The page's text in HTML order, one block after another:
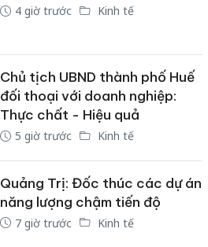
4 giờ trước Kinh tế
Chủ tịch UBND thành phố Huế
đối thoại với doanh nghiệp:
Thực chất - Hiệu quả
5 giờ trước Kinh tế
Quảng Trị: Đốc thúc các dự án
năng lượng chậm tiến độ
7 giờ trước Kinh tế